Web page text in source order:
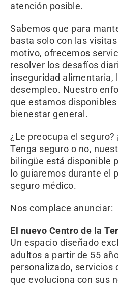
atención posible.
Sabemos que para
basta solo con las
motivo, ofrecemos
resolver los desafíos
inseguridad alimentaria,
desempleo. Nuestro
que estamos
bienestar general.
¿Le preocupa el seguro?
Tenga seguro o no,
bilingüe está disponible
lo guiaremos durante el
seguro médico.
Nos complace anunciar:
El nuevo Centro de la
Un espacio diseñado
adultos a partir de 55
personalizado, servicios
que evoluciona con sus